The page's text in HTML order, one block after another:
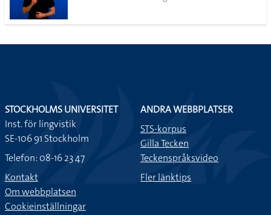
STOCKHOLMS UNIVERSITET
Inst. för lingvistik
SE-106 91 Stockholm
Telefon: 08-16 23 47
Kontakt
Om webbplatsen
Cookieinställningar
ANDRA WEBBPLATSER
STS-korpus
Gilla Tecken
Teckenspråksvideo
Fler länktips